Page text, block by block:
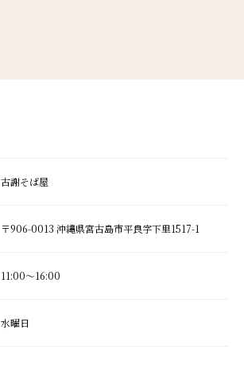
古謝そば屋
〒906-0013 沖縄県宮古島市平良字下里1517-1
11:00～16:00
水曜日